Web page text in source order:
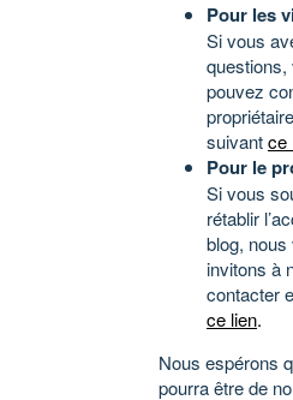
Pour les
Si vous
questions,
pouvez
suivantce
Pour le
Si vous
rétablir
blog, nous
invitons à
contacter
ce lien.
Nous espérons
pourra être de